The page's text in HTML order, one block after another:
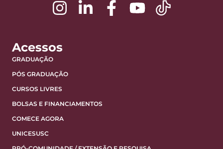
Acessos
GRADUAÇÃO
PÓS GRADUAÇÃO
CURSOS LIVRES
BOLSAS E FINANCIAMENTOS
COMECE AGORA
UNICESUSC